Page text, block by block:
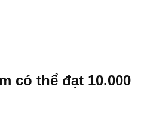
có thể đạt 10.000